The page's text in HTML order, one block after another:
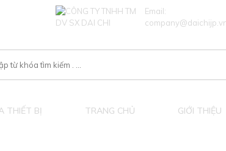
Email:
THIẾT BỊ TRANG CHỦ GIỚI THIỆU